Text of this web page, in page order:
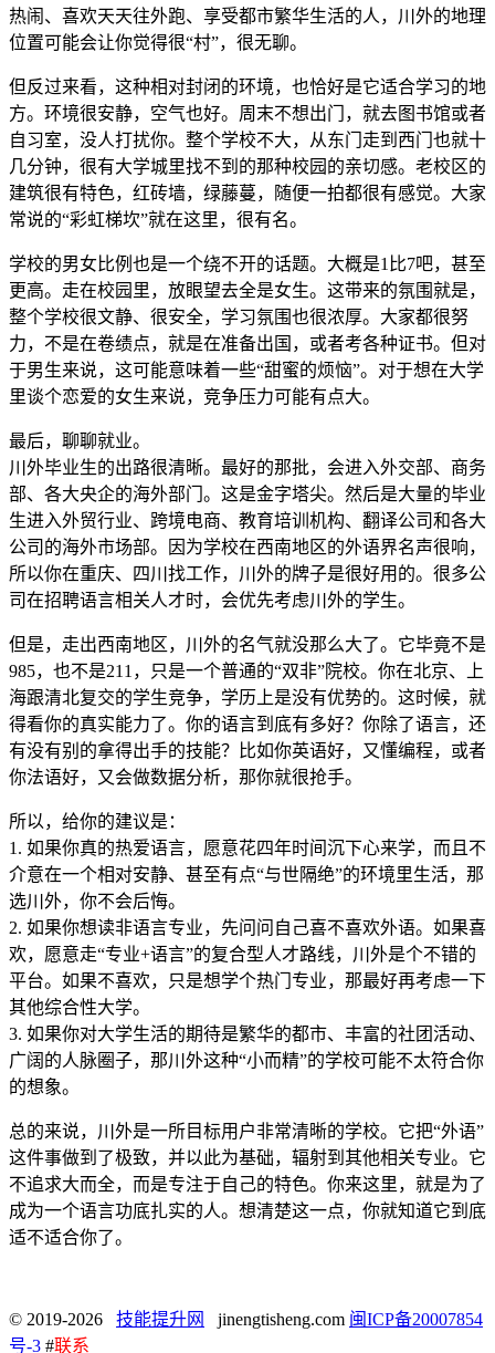
热闹、喜欢天天往外跑、享受都市繁华生活的人，川外的地理
位置可能会让你觉得很“村”，很无聊。
但反过来看，这种相对封闭的环境，也恰好是它适合学习的地
方。环境很安静，空气也好。周末不想出门，就去图书馆或者
自习室，没人打扰你。整个学校不大，从东门走到西门也就十
几分钟，很有大学城里找不到的那种校园的亲切感。老校区的
建筑很有特色，红砖墙，绿藤蔓，随便一拍都很有感觉。大家
常说的“彩虹梯坎”就在这里，很有名。
学校的男女比例也是一个绕不开的话题。大概是1比7吧，甚至
更高。走在校园里，放眼望去全是女生。这带来的氛围就是，
整个学校很文静、很安全，学习氛围也很浓厚。大家都很努
力，不是在卷绩点，就是在准备出国，或者考各种证书。但对
于男生来说，这可能意味着一些“甜蜜的烦恼”。对于想在大学
里谈个恋爱的女生来说，竞争压力可能有点大。
最后，聊聊就业。
川外毕业生的出路很清晰。最好的那批，会进入外交部、商务
部、各大央企的海外部门。这是金字塔尖。然后是大量的毕业
生进入外贸行业、跨境电商、教育培训机构、翻译公司和各大
公司的海外市场部。因为学校在西南地区的外语界名声很响，
所以你在重庆、四川找工作，川外的牌子是很好用的。很多公
司在招聘语言相关人才时，会优先考虑川外的学生。
但是，走出西南地区，川外的名气就没那么大了。它毕竟不是
985，也不是211，只是一个普通的“双非”院校。你在北京、上
海跟清北复交的学生竞争，学历上是没有优势的。这时候，就
得看你的真实能力了。你的语言到底有多好？你除了语言，还
有没有别的拿得出手的技能？比如你英语好，又懂编程，或者
你法语好，又会做数据分析，那你就很抢手。
所以，给你的建议是：
1. 如果你真的热爱语言，愿意花四年时间沉下心来学，而且不
介意在一个相对安静、甚至有点“与世隔绝”的环境里生活，那
选川外，你不会后悔。
2. 如果你想读非语言专业，先问问自己喜不喜欢外语。如果喜
欢，愿意走“专业+语言”的复合型人才路线，川外是个不错的
平台。如果不喜欢，只是想学个热门专业，那最好再考虑一下
其他综合性大学。
3. 如果你对大学生活的期待是繁华的都市、丰富的社团活动、
广阔的人脉圈子，那川外这种“小而精”的学校可能不太符合你
的想象。
总的来说，川外是一所目标用户非常清晰的学校。它把“外语”
这件事做到了极致，并以此为基础，辐射到其他相关专业。它
不追求大而全，而是专注于自己的特色。你来这里，就是为了
成为一个语言功底扎实的人。想清楚这一点，你就知道它到底
适不适合你了。
© 2019-2026 技能提升网 jinengtisheng.com 闽ICP备20007854
号-3 #联系